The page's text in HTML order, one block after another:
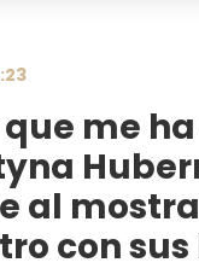
que me
al
con sus